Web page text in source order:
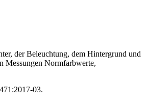
der Beleuchtung, dem Hintergrund und
Messungen Normfarbwerte,
03.